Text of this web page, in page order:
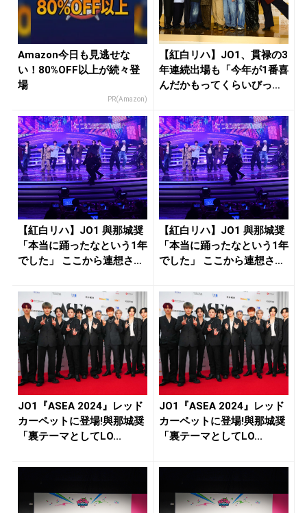
Amazon今日も見逃せな
い！80%OFF以上が続々登
場
PR(Amazon)
【紅白リハ】JO1、貫禄の3
年連続出場も「今年が1番喜
んだかもってくらいびっく
【紅白リハ】JO1 與那城奨
「本当に踊ったなという1年
でした」 ここから連想さ
【紅白リハ】JO1 與那城奨
「本当に踊ったなという1年
でした」 ここから連想さ
JO1『ASEA 2024』レッド
カーペットに登場!與那城奨
「裏テーマとしてLO...
JO1『ASEA 2024』レッド
カーペットに登場!與那城奨
「裏テーマとしてLO...